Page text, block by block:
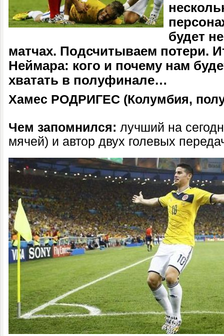
будет
матчах. Подсчитываем потери.
Неймара: кого и почему нам
хватать в полуфинале…
Хамес РОДРИГЕС (Колумбия,
Чем запомнился: лучший на
мячей) и автор двух голевых